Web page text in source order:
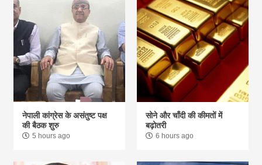
नेपाली कांग्रेस के असंतुष्ट पक्ष
की बैठक शुरु
5 hours ago
सोने और चाँदी की कीमतों में
बढ़ोतरी
6 hours ago